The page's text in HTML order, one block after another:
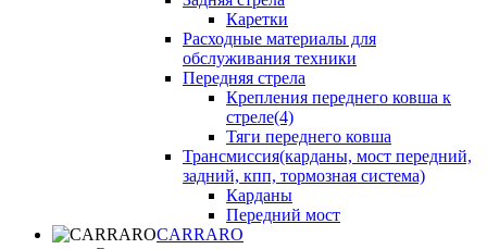
Каретки
Расходные материалы для
обслуживания техники
Передняя стрела
Крепления переднего ковша к
стреле(4)
Тяги переднего ковша
Трансмиссия(карданы, мост передний,
задний, кпп, тормозная система)
Карданы
Передний мост
CARRARO